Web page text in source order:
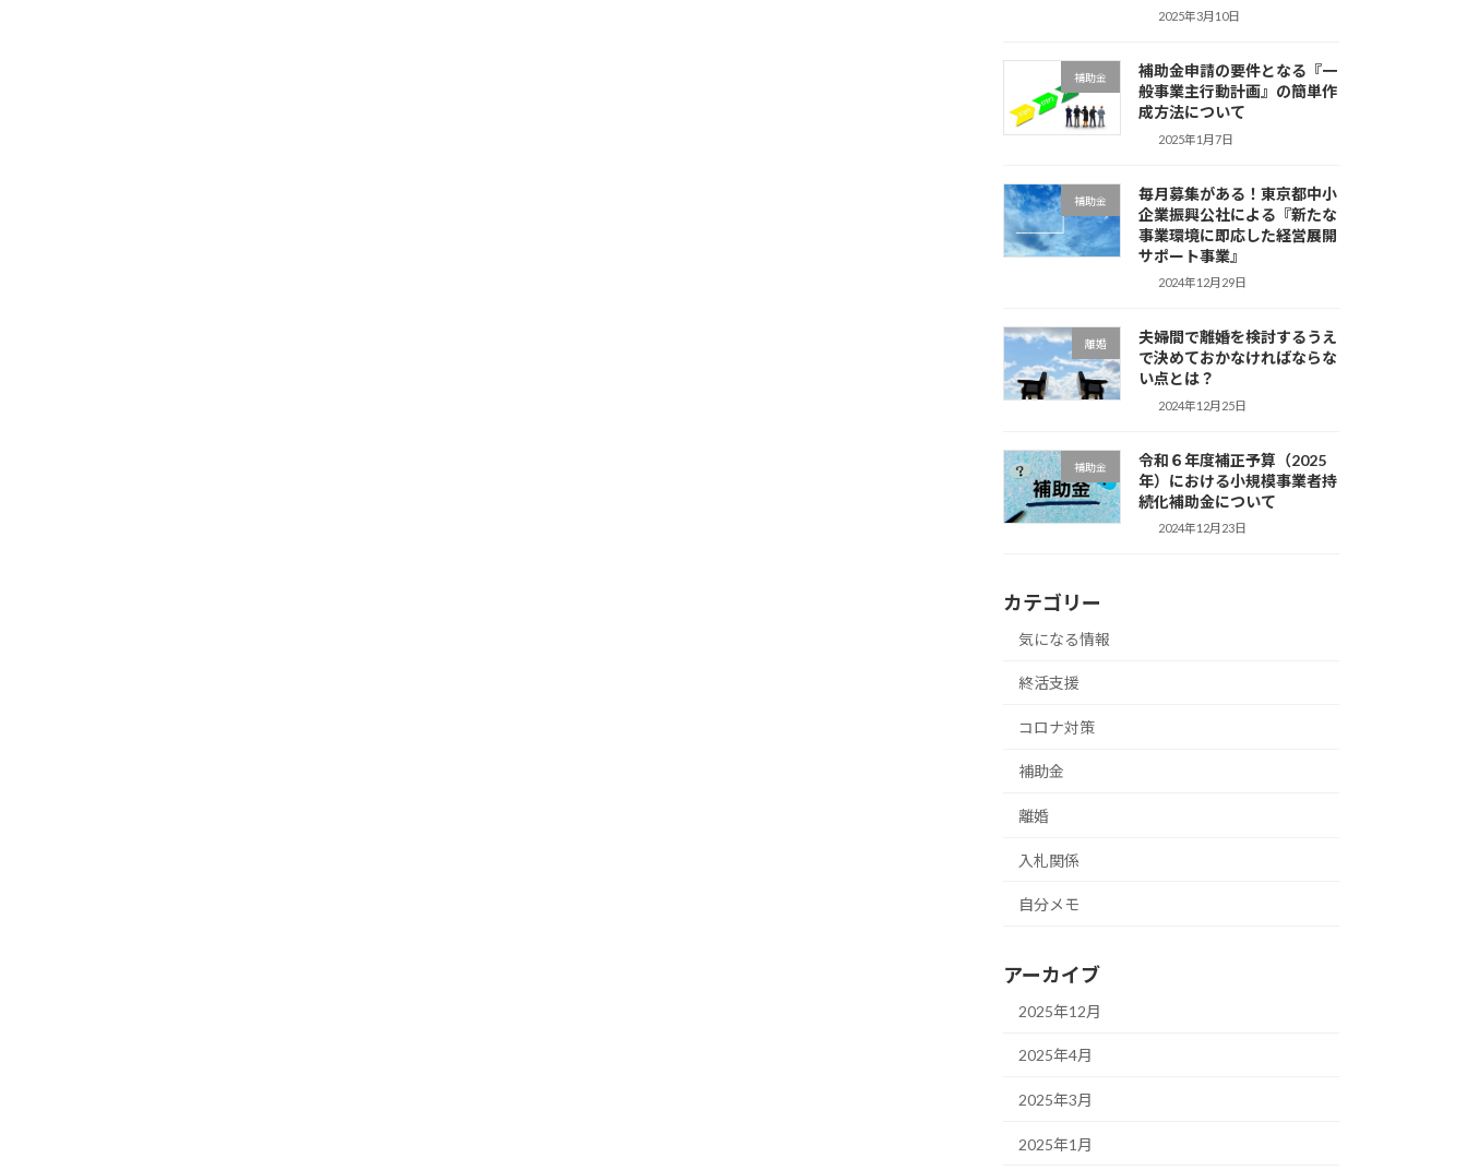
2025年3月10日
補助金
補助金申請の要件となる『一
般事業主行動計画』の簡単作
成方法について
2025年1月7日
補助金
毎月募集がある！東京都中小
企業振興公社による『新たな
事業環境に即応した経営展開
サポート事業』
2024年12月29日
離婚
夫婦間で離婚を検討するうえ
で決めておかなければならな
い点とは？
2024年12月25日
補助金
令和６年度補正予算（2025
年）における小規模事業者持
続化補助金について
2024年12月23日
カテゴリー
気になる情報
終活支援
コロナ対策
補助金
離婚
入札関係
自分メモ
アーカイブ
2025年12月
2025年4月
2025年3月
2025年1月